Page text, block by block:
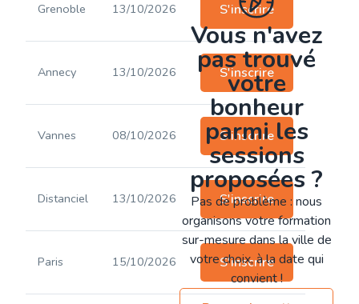
Grenoble 13/10/2026 S'inscrire
Annecy 13/10/2026 S'inscrire
Vannes 08/10/2026 S'inscrire
Distanciel 13/10/2026 S'inscrire
Paris 15/10/2026 S'inscrire
Vous n'avez
pas trouvé
votre
bonheur
parmi les
sessions
proposées ?
Pas de problème : nous
organisons votre formation
sur-mesure dans la ville de
votre choix, à la date qui
convient !